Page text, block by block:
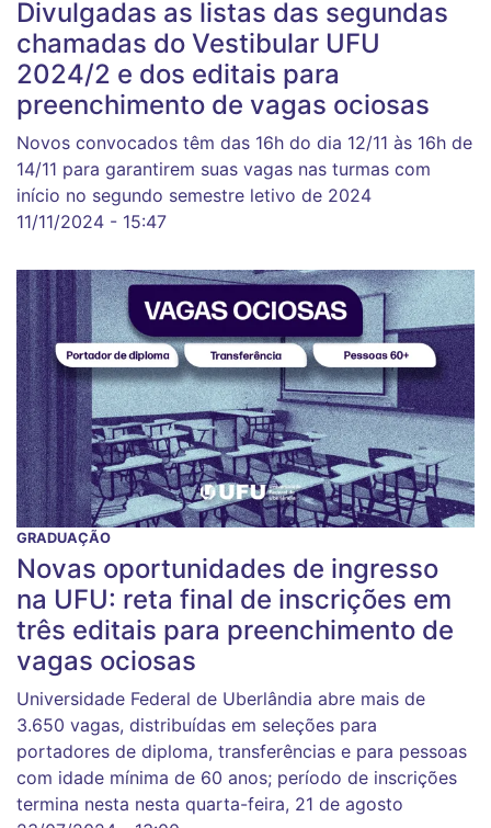
Divulgadas as listas das segundas
chamadas do Vestibular UFU
2024/2 e dos editais para
preenchimento de vagas ociosas
Novos convocados têm das 16h do dia 12/11 às 16h de
14/11 para garantirem suas vagas nas turmas com
início no segundo semestre letivo de 2024
11/11/2024 - 15:47
GRADUAÇÃO
Novas oportunidades de ingresso
na UFU: reta final de inscrições em
três editais para preenchimento de
vagas ociosas
Universidade Federal de Uberlândia abre mais de
3.650 vagas, distribuídas em seleções para
portadores de diploma, transferências e para pessoas
com idade mínima de 60 anos; período de inscrições
termina nesta nesta quarta-feira, 21 de agosto